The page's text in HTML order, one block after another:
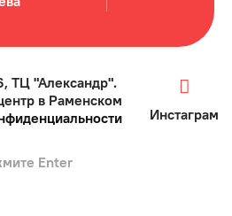
ТЦ "Александр".
в Раменском
Инстаграм